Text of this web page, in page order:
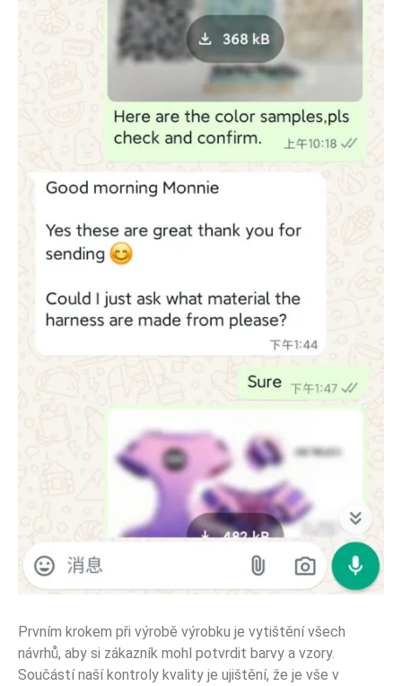
Prvním krokem při výrobě výrobku je vytištění všech
návrhů, aby si zákazník mohl potvrdit barvy a vzory.
Součástí naší kontroly kvality je ujištění, že je vše v